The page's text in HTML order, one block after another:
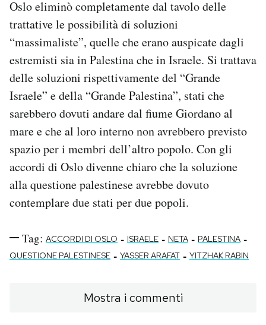
Oslo eliminò completamente dal tavolo delle
trattative le possibilità di soluzioni
“massimaliste”, quelle che erano auspicate dagli
estremisti sia in Palestina che in Israele. Si trattava
delle soluzioni rispettivamente del “Grande
Israele” e della “Grande Palestina”, stati che
sarebbero dovuti andare dal fiume Giordano al
mare e che al loro interno non avrebbero previsto
spazio per i membri dell’altro popolo. Con gli
accordi di Oslo divenne chiaro che la soluzione
alla questione palestinese avrebbe dovuto
contemplare due stati per due popoli.
Tag: ACCORDI DI OSLO - ISRAELE - NETA - PALESTINA -
QUESTIONE PALESTINESE - YASSER ARAFAT - YITZHAK RABIN
Mostra i commenti